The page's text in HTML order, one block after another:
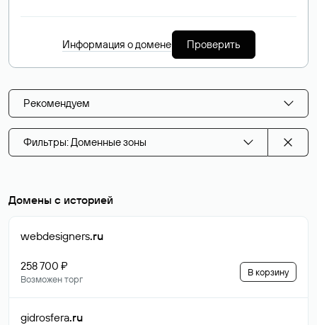
Информация о домене Проверить
Рекомендуем
Фильтры: Доменные зоны
Домены с историей
webdesigners.ru
258 700 ₽
Возможен торг
В корзину
gidrosfera.ru